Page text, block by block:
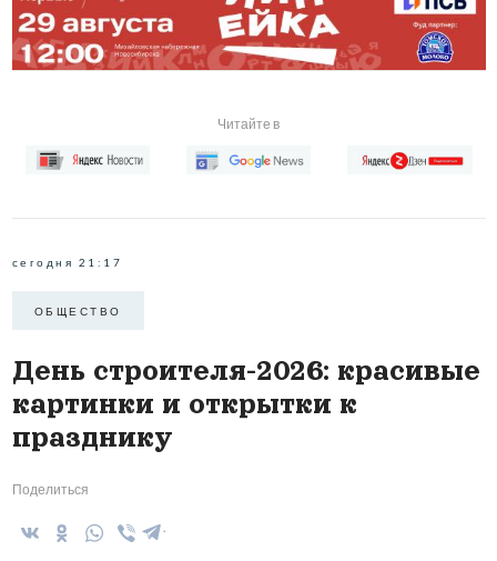
Читайте в
сегодня 21:17
ОБЩЕСТВО
День строителя-2026: красивые
картинки и открытки к
празднику
Поделиться